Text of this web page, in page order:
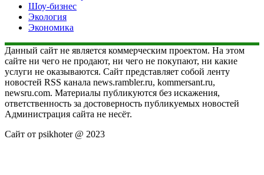
Шоу-бизнес
Экология
Экономика
Данный сайт не является коммерческим проектом. На этом
сайте ни чего не продают, ни чего не покупают, ни какие
услуги не оказываются. Сайт представляет собой ленту
новостей RSS канала news.rambler.ru, kommersant.ru,
newsru.com. Материалы публикуются без искажения,
ответственность за достоверность публикуемых новостей
Администрация сайта не несёт.
Сайт от psikhoter @ 2023